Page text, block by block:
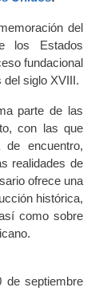
del
los Estados
fundacional
del siglo XVIII.
parte de las
con las que
encuentro,
realidades de
ofrece una
histórica,
como sobre
septiembre